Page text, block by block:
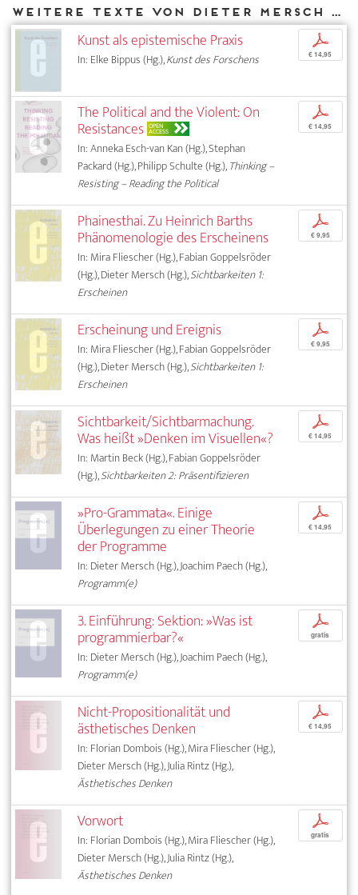
Weitere Texte von Dieter Mersch bei DIAPHANES
Kunst als epistemische Praxis
In: Elke Bippus (Hg.),Kunst des Forschens
p
€ 14,95
The Political and the Violent: On
Resistances OPEN
ACCESS
In: Anneka Esch-van Kan (Hg.), Stephan
Packard (Hg.), Philipp Schulte (Hg.),Thinking –
Resisting – Reading the Political
p
€ 14,95
Phainesthai. Zu Heinrich Barths
Phänomenologie des Erscheinens
In: Mira Fliescher (Hg.), Fabian Goppelsröder
(Hg.), Dieter Mersch (Hg.),Sichtbarkeiten 1:
Erscheinen
p
€ 9,95
Erscheinung und Ereignis
In: Mira Fliescher (Hg.), Fabian Goppelsröder
(Hg.), Dieter Mersch (Hg.),Sichtbarkeiten 1:
Erscheinen
p
€ 9,95
Sichtbarkeit/Sichtbarmachung.
Was heißt »Denken im Visuellen«?
In: Martin Beck (Hg.), Fabian Goppelsröder
(Hg.),Sichtbarkeiten 2: Präsentifizieren
p
€ 14,95
»Pro-Grammata«. Einige
Überlegungen zu einer Theorie
der Programme
In: Dieter Mersch (Hg.), Joachim Paech (Hg.),
Programm(e)
p
€ 14,95
3. Einführung: Sektion: »Was ist
programmierbar?«
In: Dieter Mersch (Hg.), Joachim Paech (Hg.),
Programm(e)
p
gratis
Nicht-Propositionalität und
ästhetisches Denken
In: Florian Dombois (Hg.), Mira Fliescher (Hg.),
Dieter Mersch (Hg.), Julia Rintz (Hg.),
Ästhetisches Denken
p
€ 14,95
Vorwort
In: Florian Dombois (Hg.), Mira Fliescher (Hg.),
Dieter Mersch (Hg.), Julia Rintz (Hg.),
Ästhetisches Denken
p
gratis